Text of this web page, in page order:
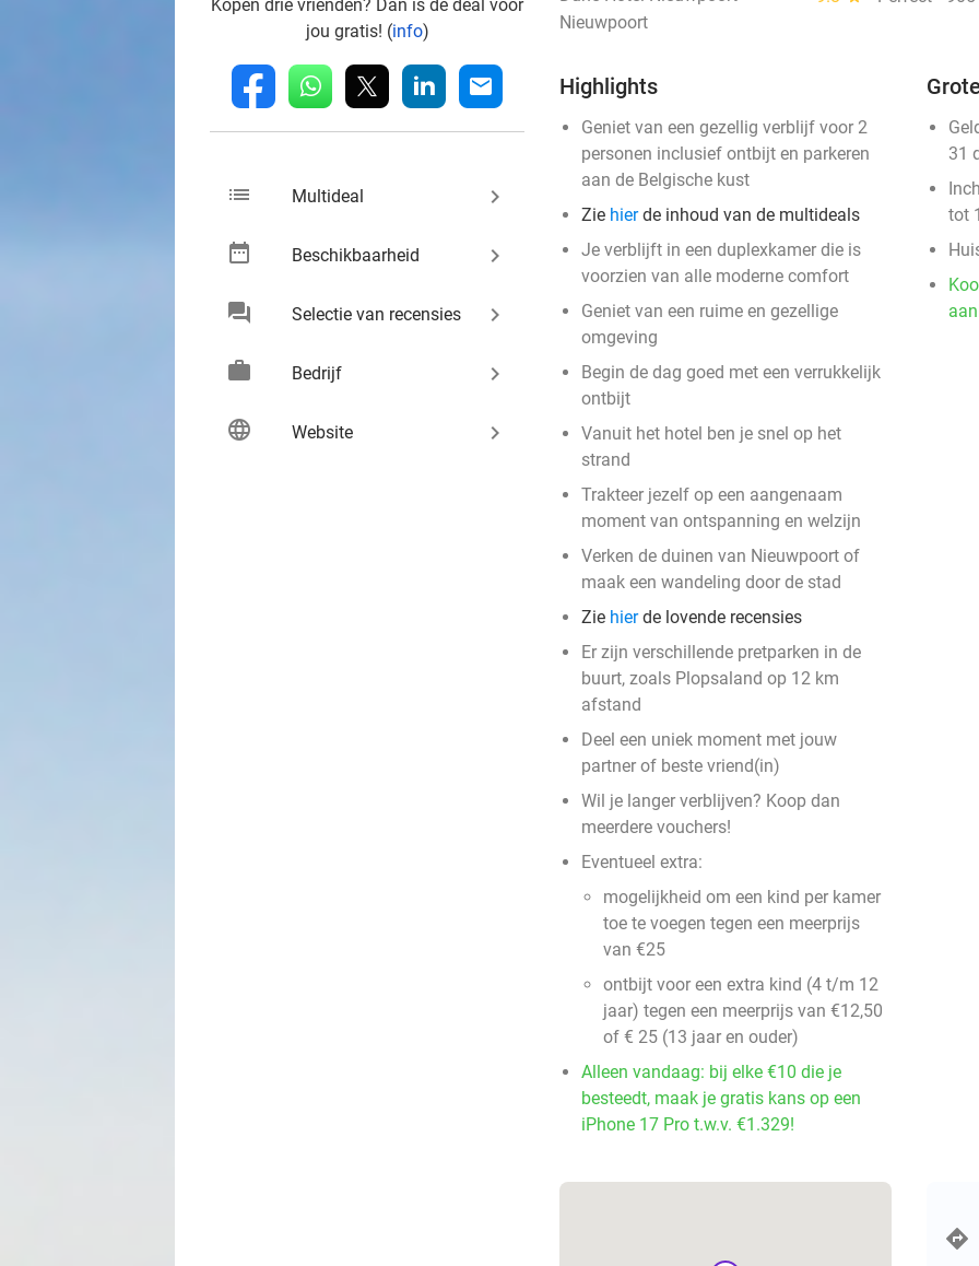
Kopen drie vrienden? Dan is de deal voor
jou gratis! (info)
fb whatsapp linkedin mail
list Multideal keyboard_arrow_right
date_range Beschikbaarheid keyboard_arrow_right
chat Selectie van recensies keyboard_arrow_right
work Bedrijf keyboard_arrow_right
language Website keyboard_arrow_right
Nieuwpoort
Highlights
Geniet van een gezellig verblijf voor 2
personen inclusief ontbijt en parkeren
aan de Belgische kust
Zie hierde inhoud van de multideals
Je verblijft in een duplexkamer die is
voorzien van alle moderne comfort
Geniet van een ruime en gezellige
omgeving
Begin de dag goed met een verrukkelijk
ontbijt
Vanuit het hotel ben je snel op het
strand
Trakteer jezelf op een aangenaam
moment van ontspanning en welzijn
Verken de duinen van Nieuwpoort of
maak een wandeling door de stad
Zie hierde lovende recensies
Er zijn verschillende pretparken in de
buurt, zoals Plopsaland op 12 km
afstand
Deel een uniek moment met jouw
partner of beste vriend(in)
Wil je langer verblijven? Koop dan
meerdere vouchers!
Eventueel extra:
mogelijkheid om een kind per kamer
toe te voegen tegen een meerprijs
van €25
ontbijt voor een extra kind (4 t/m 12
jaar) tegen een meerprijs van €12,50
of € 25 (13 jaar en ouder)
Alleen vandaag: bij elke €10 die je
besteedt, maak je gratis kans op een
iPhone 17 Pro t.w.v. €1.329!
31
tot